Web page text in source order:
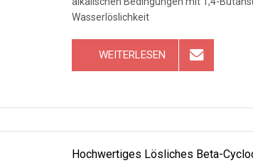
Wasserlöslichkeit
WEITERLESEN
Hochwertiges Lösliches Beta-